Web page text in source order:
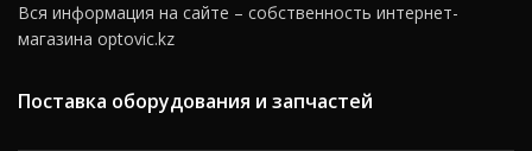
Вся информация на сайте – собственность интернет-
магазина optovic.kz
Поставка оборудования и запчастей